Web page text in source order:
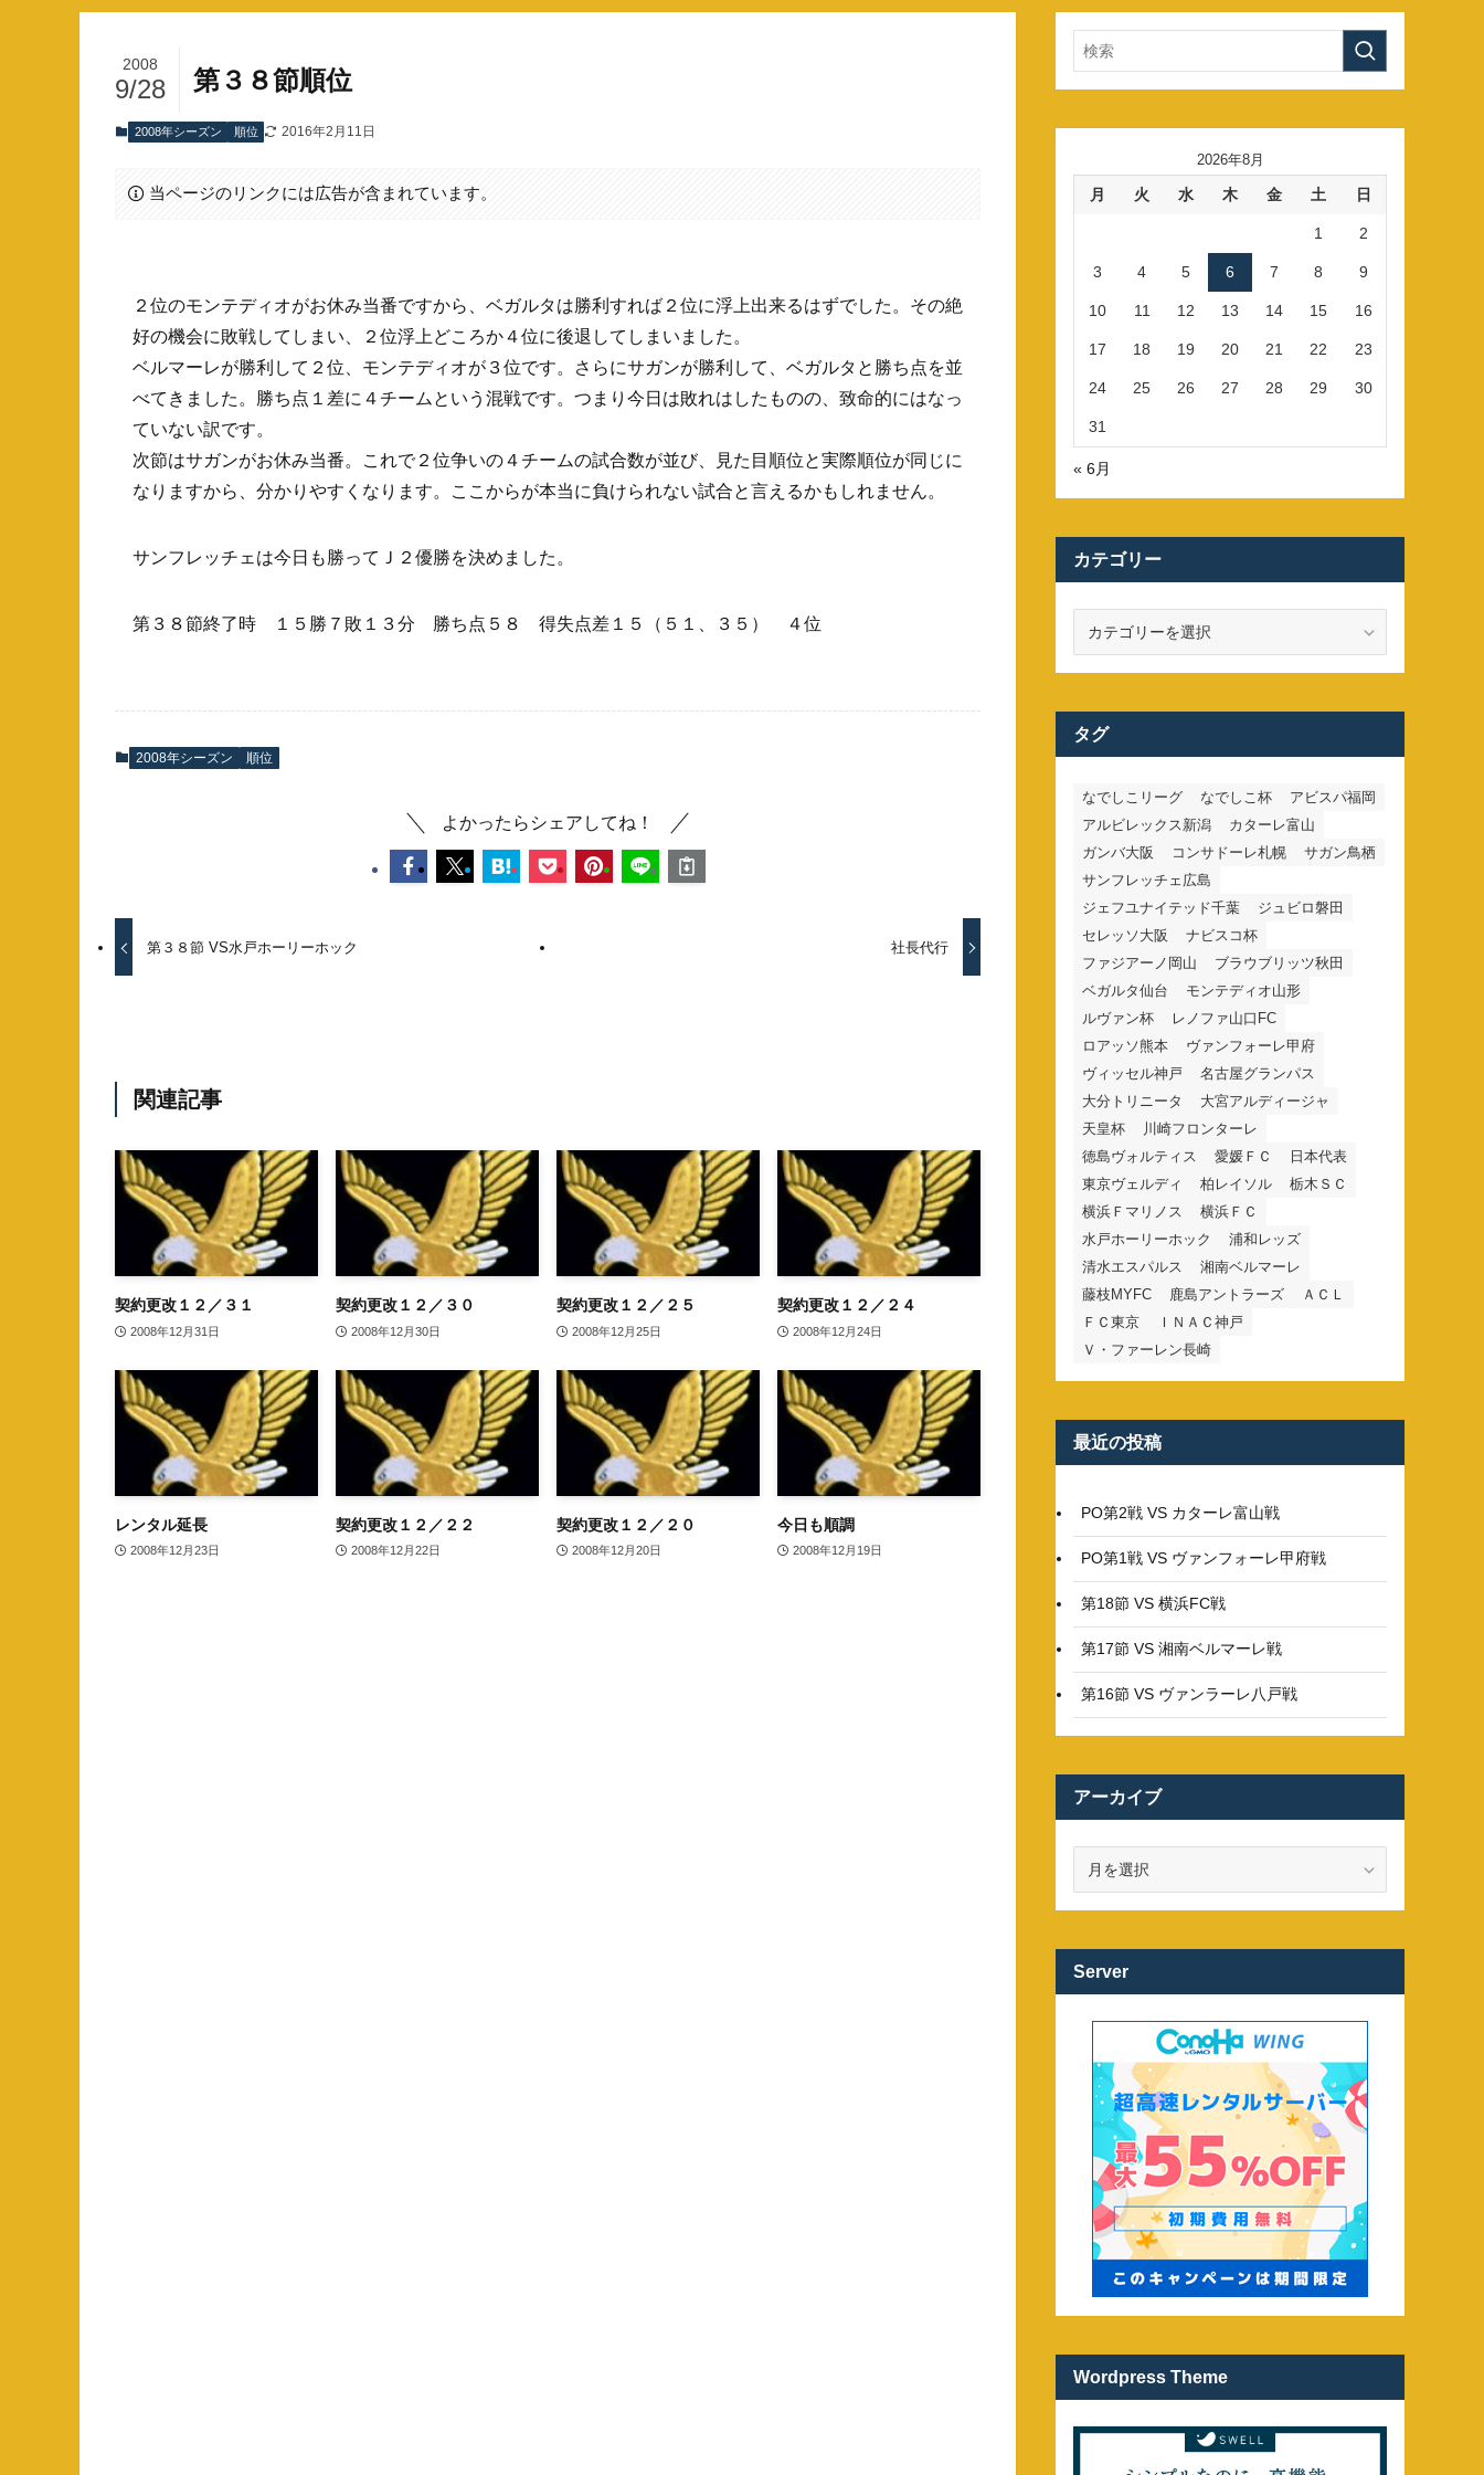
第３８節順位
2008
9/28
2008年シーズン 順位 2016年2月11日
当ページのリンクには広告が含まれています。
２位のモンテディオがお休み当番ですから、ベガルタは勝利すれば２位に浮上出来るはずでした。その絶
好の機会に敗戦してしまい、２位浮上どころか４位に後退してしまいました。
ベルマーレが勝利して２位、モンテディオが３位です。さらにサガンが勝利して、ベガルタと勝ち点を並
べてきました。勝ち点１差に４チームという混戦です。つまり今日は敗れはしたものの、致命的にはなっ
ていない訳です。
次節はサガンがお休み当番。これで２位争いの４チームの試合数が並び、見た目順位と実際順位が同じに
なりますから、分かりやすくなります。ここからが本当に負けられない試合と言えるかもしれません。
サンフレッチェは今日も勝ってＪ２優勝を決めました。
第３８節終了時 １５勝７敗１３分 勝ち点５８ 得失点差１５（５１、３５） ４位
2008年シーズン 順位
よかったらシェアしてね！
第３８節 VS水戸ホーリーホック 社長代行
関連記事
契約更改１２／３１
2008年12月31日
契約更改１２／３０
2008年12月30日
契約更改１２／２５
2008年12月25日
契約更改１２／２４
2008年12月24日
レンタル延長
2008年12月23日
契約更改１２／２２
2008年12月22日
契約更改１２／２０
2008年12月20日
今日も順調
2008年12月19日
2026年8月
月 火 水 木 金 土 日
1 2
3 4 5 6 7 8 9
10 11 12 13 14 15 16
17 18 19 20 21 22 23
24 25 26 27 28 29 30
31
« 6月
カテゴリー
ー
タグ
なでしこリーグ なでしこ杯
アビスパ福岡
アルビレックス新潟
カターレ富山
ガンバ大阪
コンサドーレ札幌
サガン鳥栖
サンフレッチェ広島
ジェフユナイテッド千葉
ジュビロ磐田
セレッソ大阪
ナビスコ杯
ファジアーノ岡山
ブラウブリッツ秋田
ベガルタ仙台
モンテディオ山形
ルヴァン杯
レノファ山口FC
ロアッソ熊本
ヴァンフォーレ甲府
ヴィッセル神戸
名古屋グランパス
大分トリニータ
大宮アルディージャ
天皇杯
川崎フロンターレ
徳島ヴォルティス
愛媛ＦＣ
日本代表
東京ヴェルディ
柏レイソル
栃木ＳＣ
横浜Ｆマリノス
横浜ＦＣ
水戸ホーリーホック
浦和レッズ
清水エスパルス
湘南ベルマーレ
藤枝MYFC
鹿島アントラーズ
ＡＣＬ
ＦＣ東京
ＩＮＡＣ神戸
Ｖ・ファーレン長崎
最近の投稿
PO第2戦 VS カターレ富山戦
PO第1戦 VS ヴァンフォーレ甲府戦
第18節 VS 横浜FC戦
第17節 VS 湘南ベルマーレ戦
第16節 VS ヴァンラーレ八戸戦
アーカイブ
ブ
Server
Wordpress Theme